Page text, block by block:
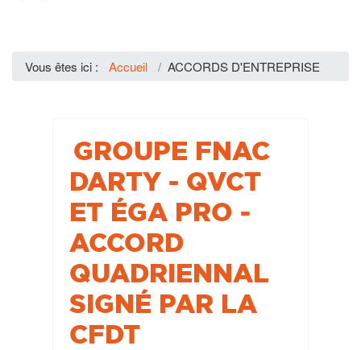
Vous êtes ici : Accueil ACCORDS D'ENTREPRISE
GROUPE FNAC
DARTY - QVCT
ET ÉGA PRO -
ACCORD
QUADRIENNAL
SIGNÉ PAR LA
CFDT